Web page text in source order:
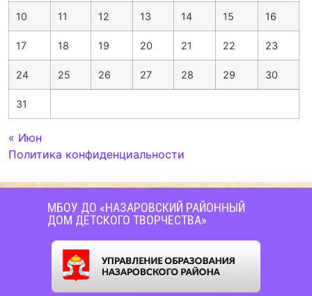
10 11 12 13 14 15 16
17 18 19 20 21 22 23
24 25 26 27 28 29 30
31
« Июн
Политика конфиденциальности
МБОУ ДО «НАЗАРОВСКИЙ РАЙОННЫЙ
ДОМ ДЕТСКОГО ТВОРЧЕСТВА»